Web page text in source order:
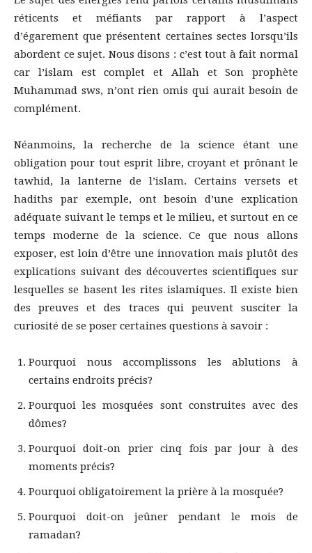
réticents et méfiants par rapport à l’aspect
d’égarement que présentent certaines sectes lorsqu’ils
abordent ce sujet. Nous disons : c’est tout à fait normal
car l’islam est complet et Allah et Son prophète
Muhammad sws, n’ont rien omis qui aurait besoin de
complément.
Néanmoins, la recherche de la science étant une
obligation pour tout esprit libre, croyant et prônant le
tawhid, la lanterne de l’islam. Certains versets et
hadiths par exemple, ont besoin d’une explication
adéquate suivant le temps et le milieu, et surtout en ce
temps moderne de la science. Ce que nous allons
exposer, est loin d’être une innovation mais plutôt des
explications suivant des découvertes scientifiques sur
lesquelles se basent les rites islamiques. Il existe bien
des preuves et des traces qui peuvent susciter la
curiosité de se poser certaines questions à savoir :
Pourquoi nous accomplissons les ablutions à
certains endroits précis?
Pourquoi les mosquées sont construites avec des
dômes?
Pourquoi doit-on prier cinq fois par jour à des
moments précis?
Pourquoi obligatoirement la prière à la mosquée?
Pourquoi doit-on jeûner pendant le mois de
ramadan?